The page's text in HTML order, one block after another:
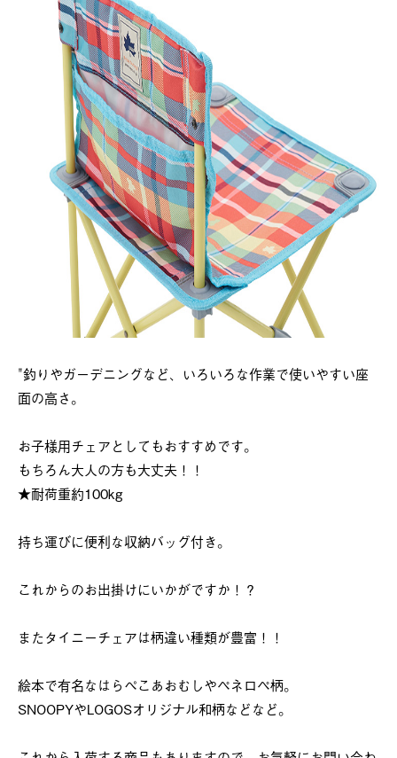
"釣りやガーデニングなど、いろいろな作業で使いやすい座
面の高さ。
お子様用チェアとしてもおすすめです。
もちろん大人の方も大丈夫！！
★耐荷重約100kg
持ち運びに便利な収納バッグ付き。
これからのお出掛けにいかがですか！？
またタイニーチェアは柄違い種類が豊富！！
絵本で有名なはらぺこあおむしやペネロペ柄。
SNOOPYやLOGOSオリジナル和柄などなど。